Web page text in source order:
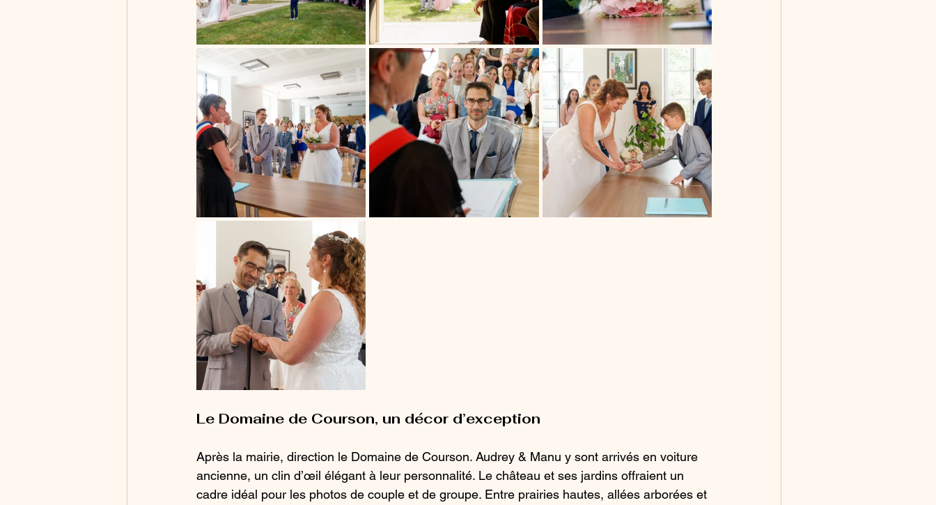
Le Domaine de Courson, un décor d’exception
Après la mairie, direction le Domaine de Courson. Audrey & Manu y sont arrivés en voiture
ancienne, un clin d’œil élégant à leur personnalité. Le château et ses jardins offraient un
cadre idéal pour les photos de couple et de groupe. Entre prairies hautes, allées arborées et